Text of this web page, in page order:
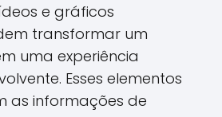
e gráficos
transformar um
uma experiência
Esses elementos
as informações de